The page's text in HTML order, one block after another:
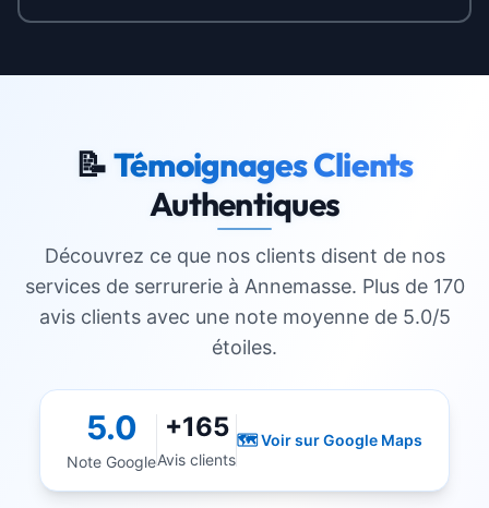
📝Témoignages Clients
Authentiques
Découvrez ce que nos clients disent de nos
services de serrurerie à Annemasse. Plus de 170
avis clients avec une note moyenne de 5.0/5
étoiles.
5.0
Note Google
+165
Avis clients
🗺️ Voir sur Google Maps